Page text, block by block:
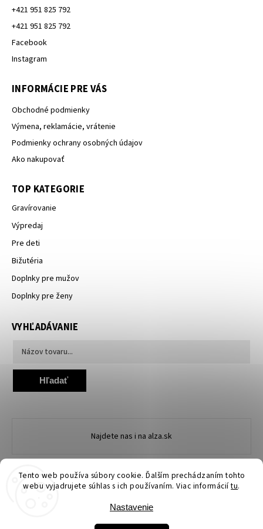
Tento web používa súbory cookie. Ďalším prechádzaním tohto
webu vyjadrujete súhlas s ich používaním. Viac informáciítu.
Nastavenie
+421 951 825 792
+421 951 825 792
Facebook
Instagram
INFORMÁCIE PRE VÁS
Obchodné podmienky
Výmena, reklamácie, vrátenie
Podmienky ochrany osobných údajov
Ako nakupovať
TOP KATEGORIE
Gravírovanie
Výpredaj
Pre deti
Bižutéria
Doplnky pre mužov
Doplnky pre ženy
VYHĽADÁVANIE
Hľadať
Najdete nas i na alza.sk
Upraviť nastavenie cookies